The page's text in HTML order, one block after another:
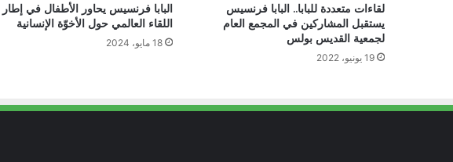
لقاءات متعددة للبابا.. البابا فرنسيس
يستقبل المشاركين في المجمع العام
لجمعية القديس بولس
19 يونيو، 2022
البابا فرنسيس يحاور الأطفال في إطار
اللقاء العالمي حول الأخوّة الإنسانية
18 مايو، 2024